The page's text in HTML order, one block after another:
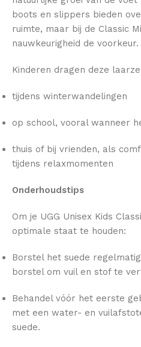
boots en slippers bieden
ruimte, maar bij de Classic
nauwkeurigheid de voorkeur.
Kinderen dragen deze
tijdens winterwandelingen
op school, vooral wanneer
thuis of bij vrienden, als
tijdens relaxmomenten
Onderhoudstips
Om je UGG Unisex Kids
optimale staat te houden:
Borstel het suede
borstel om vuil en stof te
Behandel vóór het eerste
met een water- en
suede.